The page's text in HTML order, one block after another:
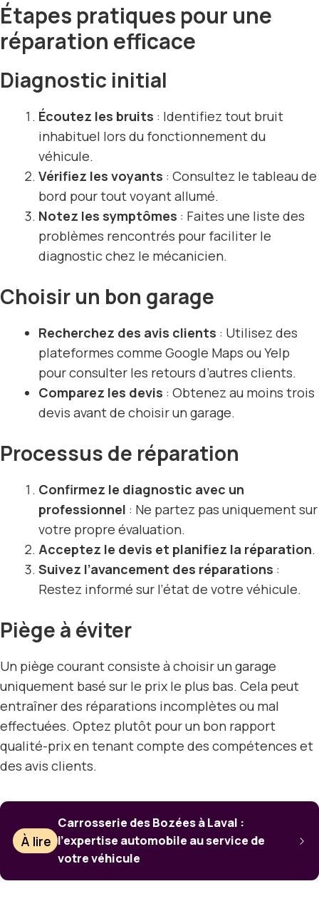
Étapes pratiques pour une
réparation efficace
Diagnostic initial
Écoutez les bruits : Identifiez tout bruit
inhabituel lors du fonctionnement du
véhicule.
Vérifiez les voyants : Consultez le tableau de
bord pour tout voyant allumé.
Notez les symptômes : Faites une liste des
problèmes rencontrés pour faciliter le
diagnostic chez le mécanicien.
Choisir un bon garage
Recherchez des avis clients : Utilisez des
plateformes comme Google Maps ou Yelp
pour consulter les retours d’autres clients.
Comparez les devis : Obtenez au moins trois
devis avant de choisir un garage.
Processus de réparation
Confirmez le diagnostic avec un
professionnel : Ne partez pas uniquement sur
votre propre évaluation.
Acceptez le devis et planifiez la réparation.
Suivez l’avancement des réparations :
Restez informé sur l’état de votre véhicule.
Piège à éviter
Un piège courant consiste à choisir un garage
uniquement basé sur le prix le plus bas. Cela peut
entraîner des réparations incomplètes ou mal
effectuées. Optez plutôt pour un bon rapport
qualité-prix en tenant compte des compétences et
des avis clients.
À lire
Carrosserie des Bozées à Laval :
l’expertise automobile au service de
votre véhicule